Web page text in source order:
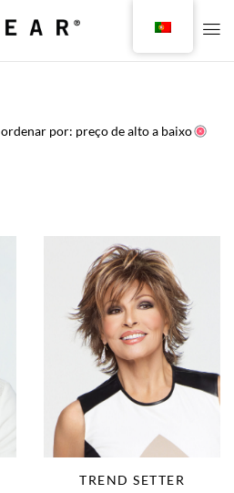
ordenar por: preço de alto a baixo
TREND SETTER